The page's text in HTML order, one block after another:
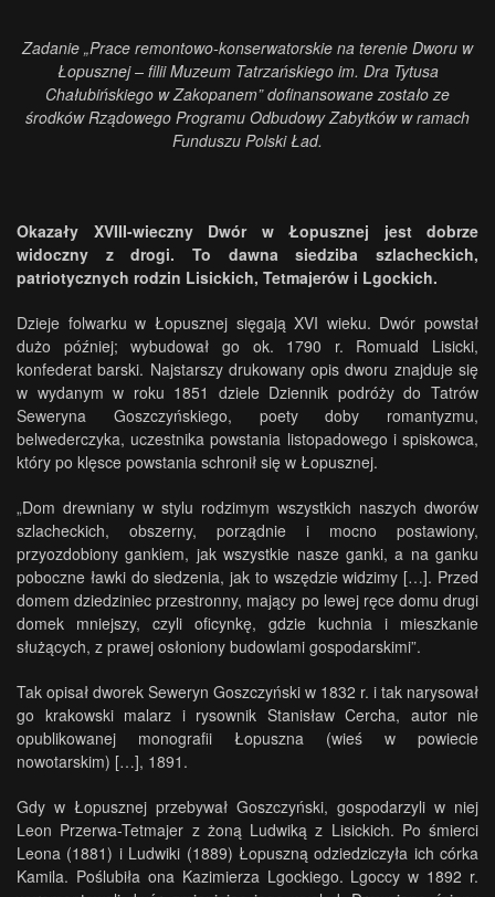
Zadanie „Prace remontowo-konserwatorskie na terenie Dworu w
Łopusznej – filii Muzeum Tatrzańskiego im. Dra Tytusa
Chałubińskiego w Zakopanem” dofinansowane zostało ze
środków Rządowego Programu Odbudowy Zabytków w ramach
Funduszu Polski Ład.
Okazały XVIII-wieczny Dwór w Łopusznej jest dobrze
widoczny z drogi. To dawna siedziba szlacheckich,
patriotycznych rodzin Lisickich, Tetmajerów i Lgockich.
Dzieje folwarku w Łopusznej sięgają XVI wieku. Dwór powstał
dużo później; wybudował go ok. 1790 r. Romuald Lisicki,
konfederat barski. Najstarszy drukowany opis dworu znajduje się
w wydanym w roku 1851 dziele Dziennik podróży do Tatrów
Seweryna Goszczyńskiego, poety doby romantyzmu,
belwederczyka, uczestnika powstania listopadowego i spiskowca,
który po klęsce powstania schronił się w Łopusznej.
„Dom drewniany w stylu rodzimym wszystkich naszych dworów
szlacheckich, obszerny, porządnie i mocno postawiony,
przyozdobiony gankiem, jak wszystkie nasze ganki, a na ganku
poboczne ławki do siedzenia, jak to wszędzie widzimy […]. Przed
domem dziedziniec przestronny, mający po lewej ręce domu drugi
domek mniejszy, czyli oficynkę, gdzie kuchnia i mieszkanie
służących, z prawej osłoniony budowlami gospodarskimi”.
Tak opisał dworek Seweryn Goszczyński w 1832 r. i tak narysował
go krakowski malarz i rysownik Stanisław Cercha, autor nie
opublikowanej monografii Łopuszna (wieś w powiecie
nowotarskim) […], 1891.
Gdy w Łopusznej przebywał Goszczyński, gospodarzyli w niej
Leon Przerwa-Tetmajer z żoną Ludwiką z Lisickich. Po śmierci
Leona (1881) i Ludwiki (1889) Łopuszną odziedziczyła ich córka
Kamila. Poślubiła ona Kazimierza Lgockiego. Lgoccy w 1892 r.